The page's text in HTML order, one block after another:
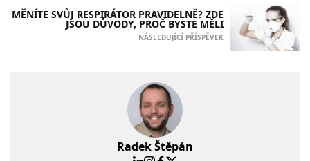
MĚNÍTE SVŮJ RESPIRÁTOR PRAVIDELNĚ? ZDE
JSOU DŮVODY, PROČ BYSTE MĚLI
NÁSLEDUJÍCÍ PŘÍSPĚVEK
Radek Štěpán